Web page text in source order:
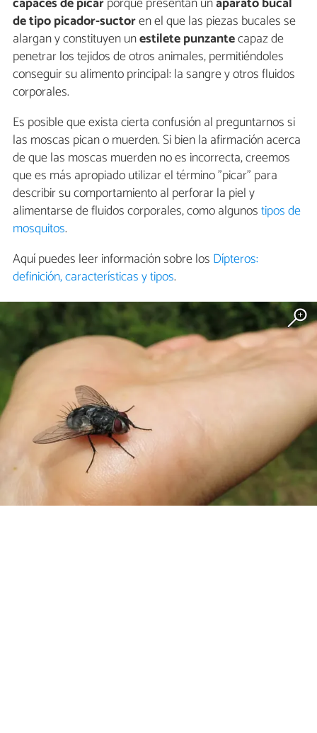
de tipo picador-suctoren el que las piezas bucales se
alargan y constituyen unestilete punzantecapaz de
penetrar los tejidos de otros animales, permitiéndoles
conseguir su alimento principal: la sangre y otros fluidos
corporales.
Es posible que exista cierta confusión al preguntarnos si
las moscas pican o muerden. Si bien la afirmación acerca
de que las moscas muerden no es incorrecta, creemos
que es más apropiado utilizar el término "picar" para
describir su comportamiento al perforar la piel y
alimentarse de fluidos corporales, como algunostipos de
mosquitos.
Aquí puedes leer información sobre los Dípteros:
definición, características y tipos.